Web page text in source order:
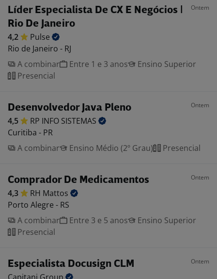
Líder Especialista De CX E Negócios |
Rio De Janeiro
Ontem
4,2
Pulse
Rio de Janeiro - RJ
A combinar
Entre 1 e 3 anos
Ensino Superior
Presencial
Desenvolvedor Java Pleno Ontem
4,5 RP INFO SISTEMAS
Curitiba - PR
A combinar
Ensino Médio (2º Grau) Presencial
Comprador De Medicamentos Ontem
4,3 RH Mattos
Porto Alegre - RS
A combinar
Entre 3 e 5 anos
Ensino Superior
Presencial
Especialista Docusign CLM Ontem